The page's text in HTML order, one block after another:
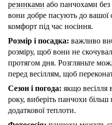
резинками або панчохами
вони добре пасують до вашої
комфорт під час носіння.
Розмір і посадка: важливо
розміру, щоб вони не
протягом дня. Розгляньте
перед весіллям, щоб
Сезон і погода: якщо весілля
року, виберіть панчохи
додаткової теплоти.